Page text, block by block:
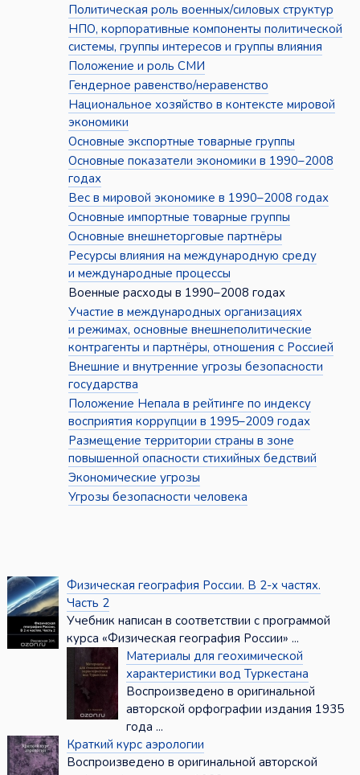
Политическая роль военных/силовых структур
НПО, корпоративные компоненты политической
системы, группы интересов и группы влияния
Положение и роль СМИ
Гендерное равенство/неравенство
Национальное хозяйство в контексте мировой
экономики
Основные экспортные товарные группы
Основные показатели экономики в 1990–2008
годах
Вес в мировой экономике в 1990–2008 годах
Основные импортные товарные группы
Основные внешнеторговые партнёры
Ресурсы влияния на международную среду
и международные процессы
Военные расходы в 1990–2008 годах
Участие в международных организациях
и режимах, основные внешнеполитические
контрагенты и партнёры, отношения с Россией
Внешние и внутренние угрозы безопасности
государства
Положение Непала в рейтинге по индексу
восприятия коррупции в 1995–2009 годах
Размещение территории страны в зоне
повышенной опасности стихийных бедствий
Экономические угрозы
Угрозы безопасности человека
Физическая география России. В 2-х частях.
Часть 2
Учебник написан в соответствии с программой
курса «Физическая география России» ...
Материалы для геохимической
характеристики вод Туркестана
Воспроизведено в оригинальной
авторской орфографии издания 1935
года ...
Краткий курс аэрологии
Воспроизведено в оригинальной авторской